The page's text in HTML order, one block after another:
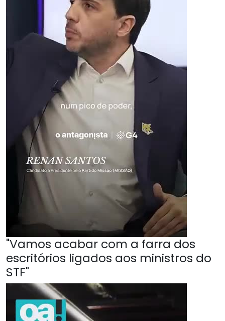
"Vamos acabar com a farra dos
escritórios ligados aos ministros do
STF"